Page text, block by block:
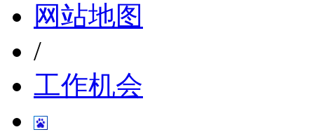
网站地图
/
工作机会